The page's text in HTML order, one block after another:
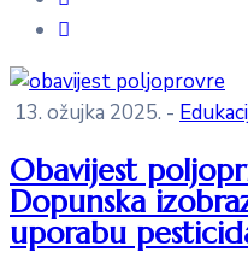
13. ožujka 2025. -
Obavijest
Dopunska
uporabu